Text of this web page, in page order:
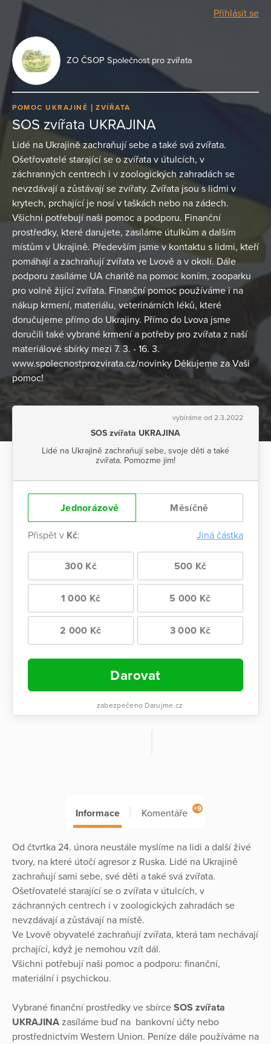
Přihlásit se
ZO ČSOP Společnost pro zvířata
POMOC UKRAJINĚ ZVÍŘATA
SOS zvířata UKRAJINA
Lidé na Ukrajině zachraňují sebe a také svá zvířata.
Ošetřovatelé starající se o zvířata v útulcích, v
záchranných centrech i v zoologických zahradách se
nevzdávají a zůstávají se zvířaty. Zvířata jsou s lidmi v
krytech, prchající je nosí v taškách nebo na zádech.
Všichni potřebují naši pomoc a podporu. Finanční
prostředky, které darujete, zasíláme útulkům a dalším
místům v Ukrajině. Především jsme v kontaktu s lidmi, kteří
pomáhají a zachraňují zvířata ve Lvově a v okolí. Dále
podporu zasíláme UA charitě na pomoc koním, zooparku
pro volně žijící zvířata. Finanční pomoc používáme i na
nákup krmení, materiálu, veterinárních léků, které
doručujeme přímo do Ukrajiny. Přímo do Lvova jsme
doručili také vybrané krmení a potřeby pro zvířata z naší
materiálové sbírky mezi 7. 3. - 16. 3.
www.spolecnostprozvirata.cz/novinky Děkujeme za Vaši
pomoc!
vybíráme od 2.3.2022
SOS zvířata UKRAJINA
Lidé na Ukrajině zachraňují sebe, svoje děti a také
zvířata. Pomozme jim!
Jednorázově Měsíčně
Přispět v Kč: Jiná částka
300 Kč 500 Kč
1 000 Kč 5 000 Kč
2 000 Kč 3 000 Kč
Darovat
zabezpečeno Darujme.cz
Informace Komentáře +9
Od čtvrtka 24. února neustále myslíme na lidi a další živé
tvory, na které útočí agresor z Ruska. Lidé na Ukrajině
zachraňují sami sebe, své děti a také svá zvířata.
Ošetřovatelé starající se o zvířata v útulcích, v
záchranných centrech i v zoologických zahradách se
nevzdávají a zůstávají na místě.
Ve Lvově obyvatelé zachraňují zvířata, která tam nechávají
prchající, když je nemohou vzít dál.
Všichni potřebují naši pomoc a podporu: finanční,
materiální i psychickou.
Vybrané finanční prostředky ve sbírce SOS zvířata
UKRAJINA zasíláme buď na bankovní účty nebo
prostřednictvím Western Union. Peníze dále používáme na